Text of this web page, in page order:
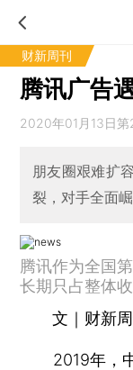
财新周刊
腾讯广告
2020年01月13日第
朋友圈艰难扩
裂，对手全面
腾讯作为全国
长期只占整体
文｜财新
2019年，中